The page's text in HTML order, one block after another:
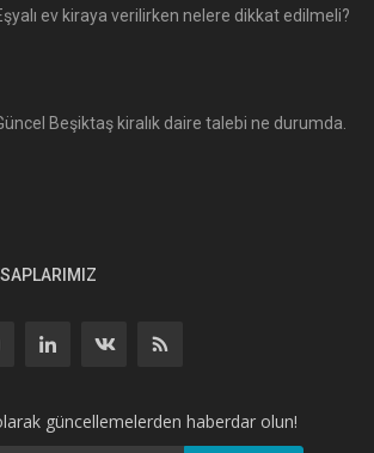
ev kiraya verilirken nelere dikkat edilmeli?
Beşiktaş kiralık daire talebi ne durumda.
güncellemelerden haberdar olun!